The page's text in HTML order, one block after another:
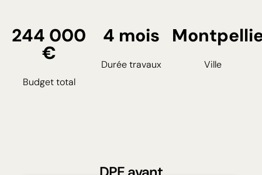
244 000
€
Budget total
4 mois
Durée travaux Ville